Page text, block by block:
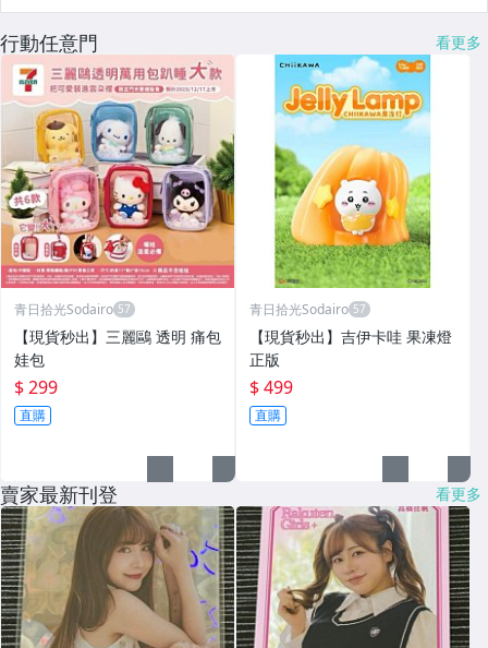
行動任意門 看更多
青日拾光Sodairo
⁠【現貨秒出】三麗鷗 透明 痛包
娃包
$ 299
直購
青日拾光Sodairo
⁠【現貨秒出】吉伊卡哇 果凍燈
正版
$ 499
直購
賣家最新刊登 看更多